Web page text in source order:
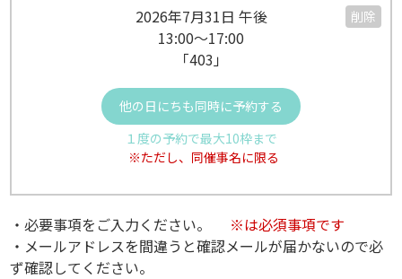
2026年7月31日 午後
13:00～17:00
「403」
削除
他の日にちも同時に予約する
１度の予約で最大10枠まで
※ただし、同催事名に限る
・必要事項をご入力ください。
※は必須事項です
・メールアドレスを間違うと確認メールが届かないので必
ず確認してください。